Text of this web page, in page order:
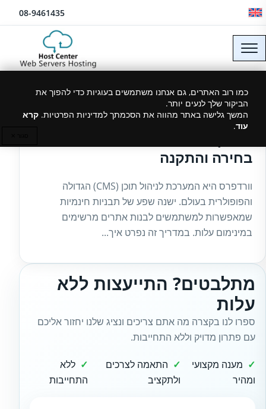
דלג לתוכן 08-9461435
כמו רוב האתרים, גם אנחנו משתמשים בעוגיות כדי להפוך את
הביקור שלך לנעים יותר.
המשך גלישה באתר מהווה את הסכמתך למדיניות הפרטיות. קרא
עוד.
27/03/2025
בחירה והתקנה
וורדפרס היא המערכת לניהול תוכן (CMS) הגדולה
והפופולרית בעולם. ישנה שפע של תבניות חינמיות
שמאפשרות למשתמשים לבנות אתרים מרשימים
במינימום עלות. במדריך זה נפרט איך...
מתלבטים? התייעצות ללא
עלות
ספרו לנו בקצרה מה אתם צריכים ונציג שלנו יחזור אליכם
עם פתרון מדויק וללא התחייבות.
מענה מקצועי
ומהיר
התאמה לצרכים
ולתקציב
ללא
התחייבות